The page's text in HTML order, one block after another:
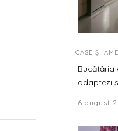
CASE ȘI
Bucătăria
adaptezi
6 august